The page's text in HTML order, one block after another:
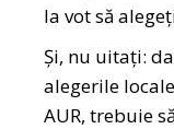
la vot să
Și, nu uitați:
alegerile
AUR, trebuie